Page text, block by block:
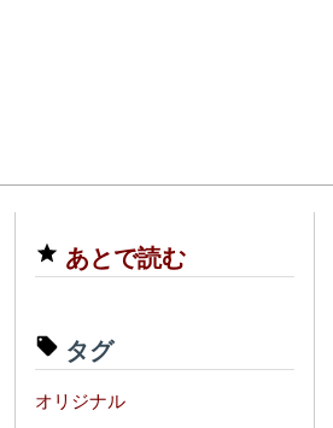
あとで読む
タグ
オリジナル